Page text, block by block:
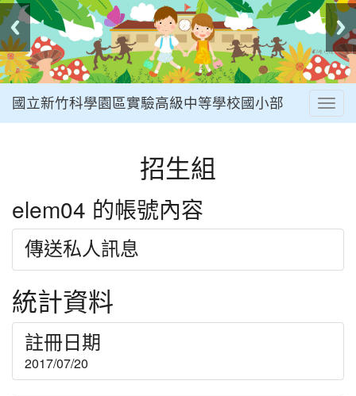
國立新竹科學園區實驗高級中等學校國小部
招生組
elem04 的帳號內容
傳送私人訊息
統計資料
註冊日期
2017/07/20